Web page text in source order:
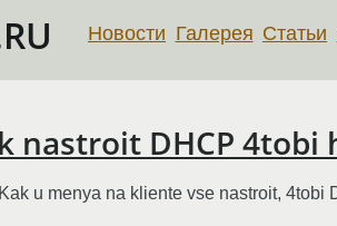
Новости Галерея Статьи
nastroit DHCP
u menya na kliente vse nastroit,